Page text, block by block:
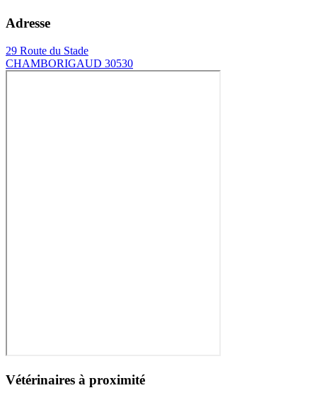
Adresse
29 Route du Stade
CHAMBORIGAUD 30530
Vétérinaires à proximité